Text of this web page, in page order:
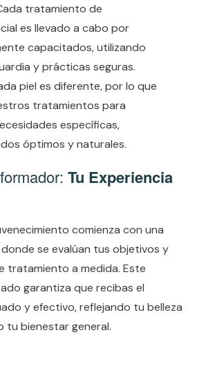
tratamiento de
es llevado a cabo por
capacitados, utilizando
y prácticas seguras.
piel es diferente, por lo que
tratamientos para
específicas,
óptimos y naturales.
Tu Experiencia
comienza con una
se evalúan tus objetivos y
tratamiento a medida. Este
garantiza que recibas el
y efectivo, reflejando tu belleza
tu bienestar general.